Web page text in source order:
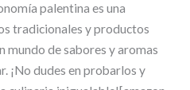
palentina es una
tradicionales y productos
mundo de sabores y aromas
¡No dudes en probarlos y